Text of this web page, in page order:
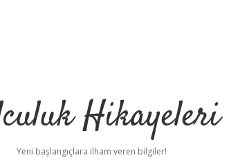
Hikayeleri
Yeni başlangıçlara ilham veren bilgiler!